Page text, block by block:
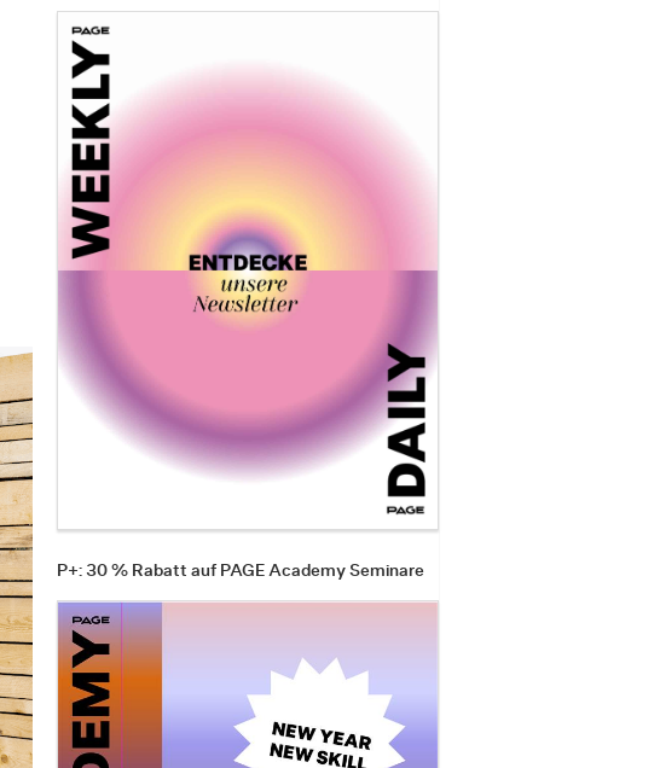
P+: 30 % Rabatt auf PAGE Academy Seminare